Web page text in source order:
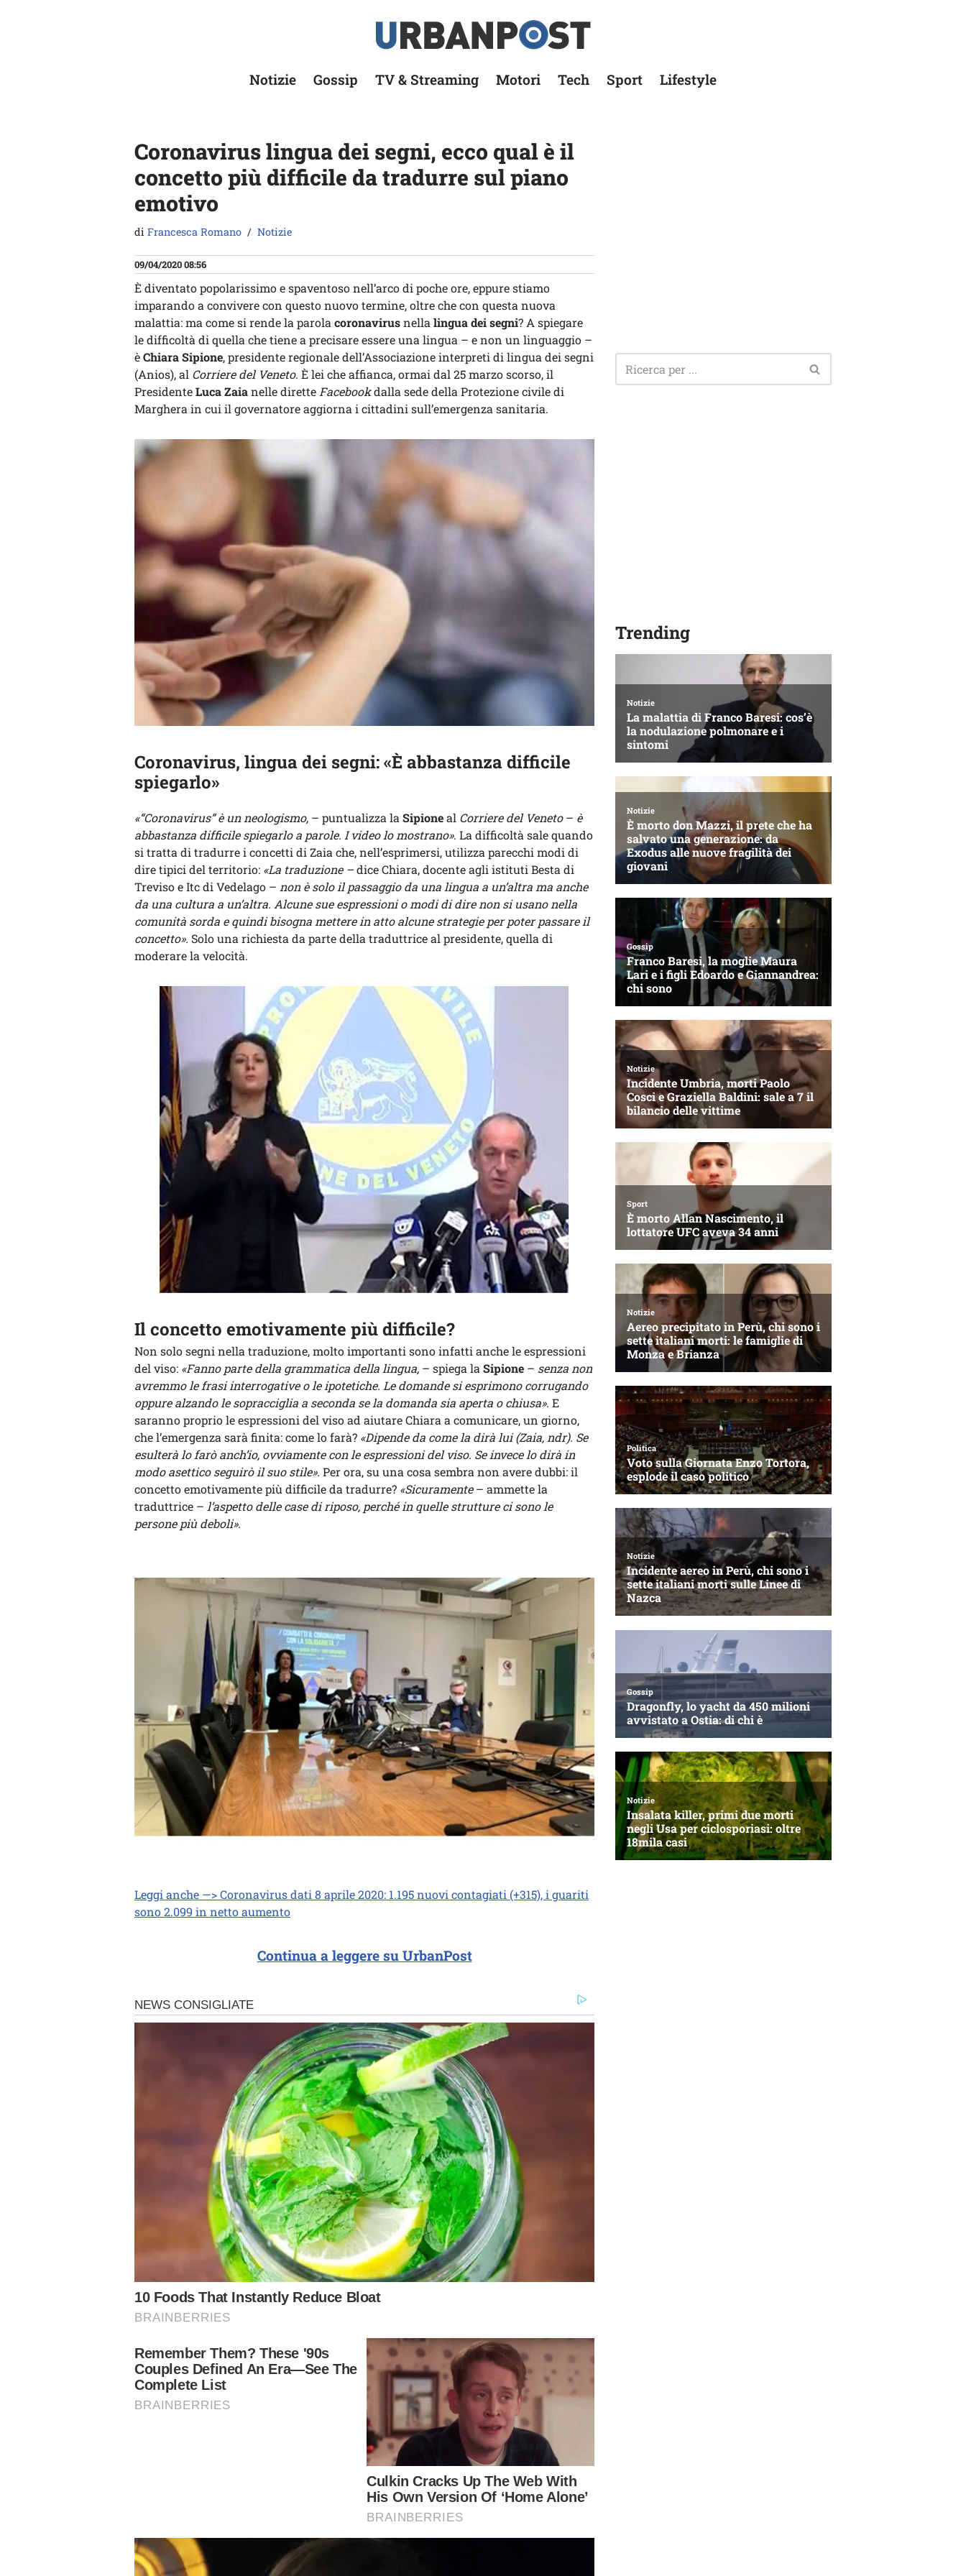
Notizie Gossip TV & Streaming Motori Tech Sport Lifestyle
Coronavirus lingua dei segni, ecco qual è il
concetto più difficile da tradurre sul piano
emotivo
di Francesca Romano Notizie
09/04/2020 08:56
È diventato popolarissimo e spaventoso nell’arco di poche ore, eppure stiamo
imparando a convivere con questo nuovo termine, oltre che con questa nuova
malattia: ma come si rende la parola coronavirusnella lingua dei segni? A spiegare
le difficoltà di quella che tiene a precisare essere una lingua – e non un linguaggio –
èChiara Sipione, presidente regionale dell’Associazione interpreti di lingua dei segni
(Anios), al Corriere del Veneto. È lei che affianca, ormai dal 25 marzo scorso, il
PresidenteLuca Zaianelle dirette Facebookdalla sede della Protezione civile di
Marghera in cui il governatore aggiorna i cittadini sull’emergenza sanitaria.
Coronavirus, lingua dei segni: «È abbastanza difficile
spiegarlo»
«“Coronavirus” è un neologismo, – puntualizza la Sipioneal Corriere del Veneto– è
abbastanza difficile spiegarlo a parole. I video lo mostrano». La difficoltà sale quando
si tratta di tradurre i concetti di Zaia che, nell’esprimersi, utilizza parecchi modi di
dire tipici del territorio: «La traduzione –dice Chiara, docente agli istituti Besta di
Treviso e Itc di Vedelago – non è solo il passaggio da una lingua a un’altra ma anche
da una cultura a un’altra. Alcune sue espressioni o modi di dire non si usano nella
comunità sorda e quindi bisogna mettere in atto alcune strategie per poter passare il
concetto». Solo una richiesta da parte della traduttrice al presidente, quella di
moderare la velocità.
Il concetto emotivamente più difficile?
Non solo segni nella traduzione, molto importanti sono infatti anche le espressioni
del viso: «Fanno parte della grammatica della lingua, – spiega la Sipione – senza non
avremmo le frasi interrogative o le ipotetiche. Le domande si esprimono corrugando
oppure alzando le sopracciglia a seconda se la domanda sia aperta o chiusa». E
saranno proprio le espressioni del viso ad aiutare Chiara a comunicare, un giorno,
che l’emergenza sarà finita: come lo farà? «Dipende da come la dirà lui (Zaia, ndr). Se
esulterà lo farò anch’io, ovviamente con le espressioni del viso. Se invece lo dirà in
modo asettico seguirò il suo stile». Per ora, su una cosa sembra non avere dubbi: il
concetto emotivamente più difficile da tradurre? «Sicuramente– ammette la
traduttrice – l’aspetto delle case di riposo, perché in quelle strutture ci sono le
persone più deboli».
Leggi anche —> Coronavirus dati 8 aprile 2020: 1.195 nuovi contagiati (+315), i guariti
sono 2.099 in netto aumento
Continua a leggere su UrbanPost
Trending